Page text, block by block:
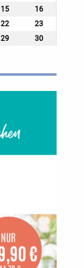
15
16
22
23
29
30